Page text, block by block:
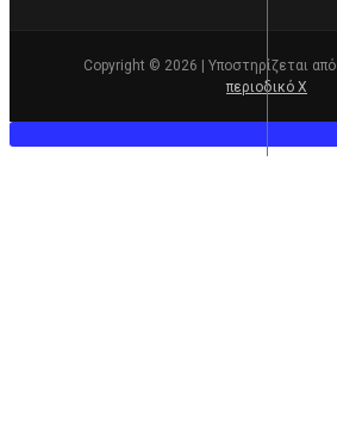
Copyright © 2026 | Υποστηρίζεται από
περιοδικό Χ